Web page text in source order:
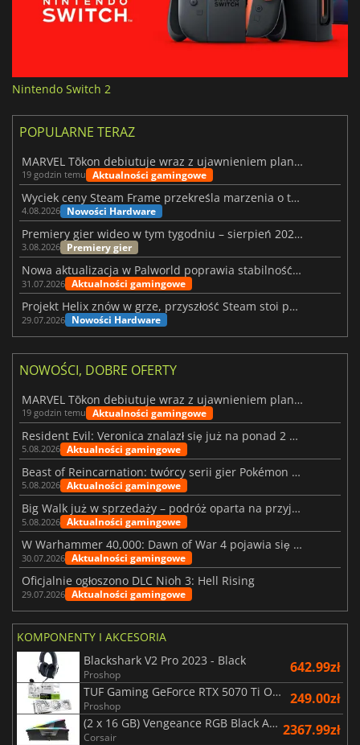
Nintendo Switch 2
POPULARNE TERAZ
MARVEL Tōkon debiutuje wraz z ujawnieniem planu rozwoju na pierwszy rok
19 godzin temu Aktualności gamingowe
Wyciek ceny Steam Frame przekreśla marzenia o tanim zestawie VR
4.08.2026 Nowości Hardware
Premiery gier wideo w tym tygodniu – sierpień 2026 r. (32. tydzień)
3.08.2026 Premiery gier
Nowa aktualizacja w Palworld poprawia stabilność Sunreach i walk z bossami
31.07.2026 Aktualności gamingowe
Projekt Helix znów w grze, przyszłość Steam stoi pod znakiem zapytania
29.07.2026 Nowości Hardware
NOWOŚCI, DOBRE OFERTY
MARVEL Tōkon debiutuje wraz z ujawnieniem planu rozwoju na pierwszy rok
19 godzin temu Aktualności gamingowe
Resident Evil: Veronica znalazł się już na ponad 2 milionach list życzeń
5.08.2026 Aktualności gamingowe
Beast of Reincarnation: twórcy serii gier Pokémon wkraczają na nową ścieżkę
5.08.2026 Aktualności gamingowe
Big Walk już w sprzedaży – podróż oparta na przyjaźni
5.08.2026 Aktualności gamingowe
W Warhammer 40,000: Dawn of War 4 pojawia się frakcja Nekronów
30.07.2026 Aktualności gamingowe
Oficjalnie ogłoszono DLC Nioh 3: Hell Rising
29.07.2026 Aktualności gamingowe
KOMPONENTY I AKCESORIA
Blackshark V2 Pro 2023 - Black
Proshop 642.99zł
TUF Gaming GeForce RTX 5070 Ti OC White Edition 16GB
Proshop 249.00zł
(2 x 16 GB) Vengeance RGB Black AMD Expo 6000 MHz - CAS 30
Corsair 2367.99zł